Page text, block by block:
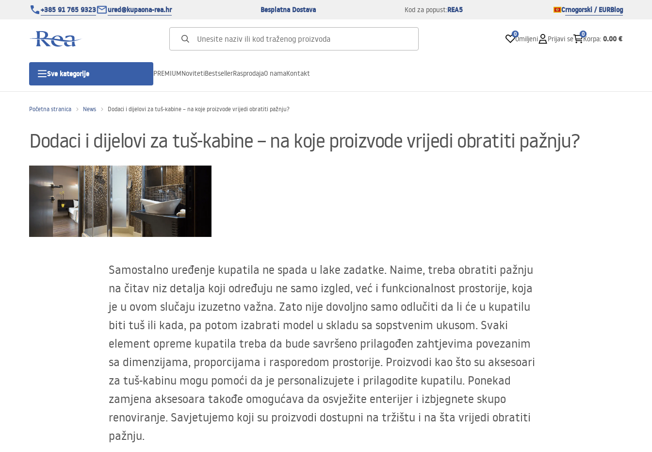
+385 91 765 9323 ured@kupaona-rea.hr Besplatna Dostava Kod za popust:REA5 Crnogorski / EURBlog
0
Omiljeni Prijavi se
0
Korpa: 0.00 €
Sve kategorije
Tuš vrata
Tuš kade
Linearni odvodi
Zahodi, toaleti
Miješalice, pipe, slavine
PREMIUMNovitetiBestsellerRasprodajaO namaKontakt
Početna stranica News Dodaci i dijelovi za tuš-kabine – na koje proizvode vrijedi obratiti pažnju?
Dodaci i dijelovi za tuš-kabine – na koje proizvode vrijedi obratiti pažnju?
Samostalno uređenje kupatila ne spada u lake zadatke. Naime, treba obratiti pažnju
na čitav niz detalja koji određuju ne samo izgled, već i funkcionalnost prostorije, koja
je u ovom slučaju izuzetno važna. Zato nije dovoljno samo odlučiti da li će u kupatilu
biti tuš ili kada, pa potom izabrati model u skladu sa sopstvenim ukusom. Svaki
element opreme kupatila treba da bude savršeno prilagođen zahtjevima povezanim
sa dimenzijama, proporcijama i rasporedom prostorije. Proizvodi kao što su aksesoari
za tuš-kabinu mogu pomoći da je personalizujete i prilagodite kupatilu. Ponekad
zamjena aksesoara takođe omogućava da osvježite enterijer i izbjegnete skupo
renoviranje. Savjetujemo koji su proizvodi dostupni na tržištu i na šta vrijedi obratiti
pažnju.